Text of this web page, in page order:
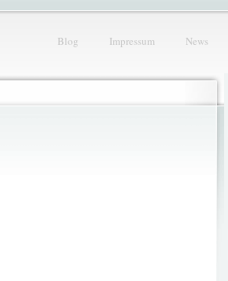
Blog Impressum News